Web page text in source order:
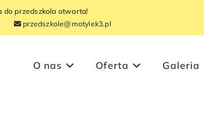
do przedszkola otwarta!
przedszkole@motylek3.pl
O nas Oferta Galeria